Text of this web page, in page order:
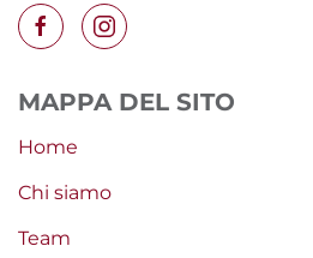
MAPPA DEL SITO
Home
Chi siamo
Team